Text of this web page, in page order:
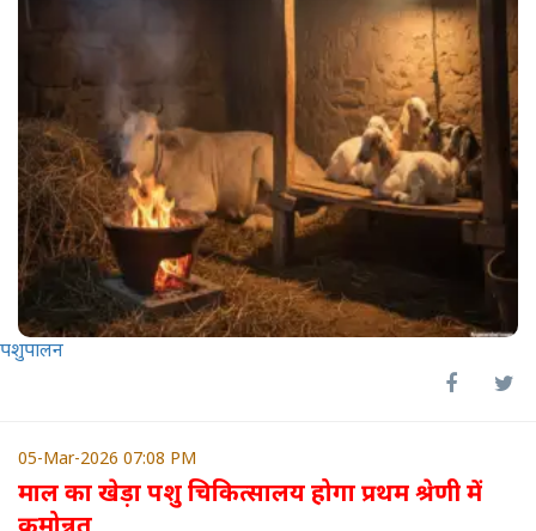
पशुपालन
05-Mar-2026 07:08 PM
माल का खेड़ा पशु चिकित्सालय होगा प्रथम श्रेणी में
क्रमोन्नत